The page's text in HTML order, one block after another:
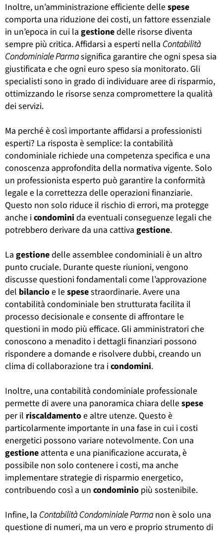
Inoltre, un’amministrazione efficiente dellespese
comporta una riduzione dei costi, un fattore essenziale
in un’epoca in cui la gestionedelle risorse diventa
sempre più critica. Affidarsi a esperti nella Contabilità
Condominiale Parmasignifica garantire che ogni spesa sia
giustificata e che ogni euro speso sia monitorato. Gli
specialisti sono in grado di individuare aree di risparmio,
ottimizzando le risorse senza compromettere la qualità
dei servizi.
Ma perché è così importante affidarsi a professionisti
esperti? La risposta è semplice: la contabilità
condominiale richiede una competenza specifica e una
conoscenza approfondita della normativa vigente. Solo
un professionista esperto può garantire la conformità
legale e la correttezza delle operazioni finanziarie.
Questo non solo riduce il rischio di errori, ma protegge
anche icondomini da eventuali conseguenze legali che
potrebbero derivare da una cattiva gestione.
La gestionedelle assemblee condominiali è un altro
punto cruciale. Durante queste riunioni, vengono
discusse questioni fondamentali come l’approvazione
del bilancioe lespesestraordinarie. Avere una
contabilità condominiale ben strutturata facilita il
processo decisionale e consente di affrontare le
questioni in modo più efficace. Gli amministratori che
conoscono a menadito i dettagli finanziari possono
rispondere a domande e risolvere dubbi, creando un
clima di collaborazione tra icondomini.
Inoltre, una contabilità condominiale professionale
permette di avere una panoramica chiara dellespese
per il riscaldamentoe altre utenze. Questo è
particolarmente importante in una fase in cui i costi
energetici possono variare notevolmente. Con una
gestione attenta e una pianificazione accurata, è
possibile non solo contenere i costi, ma anche
implementare strategie di risparmio energetico,
contribuendo così a un condominio più sostenibile.
Infine, la Contabilità Condominiale Parmanon è solo una
questione di numeri, ma un vero e proprio strumento di